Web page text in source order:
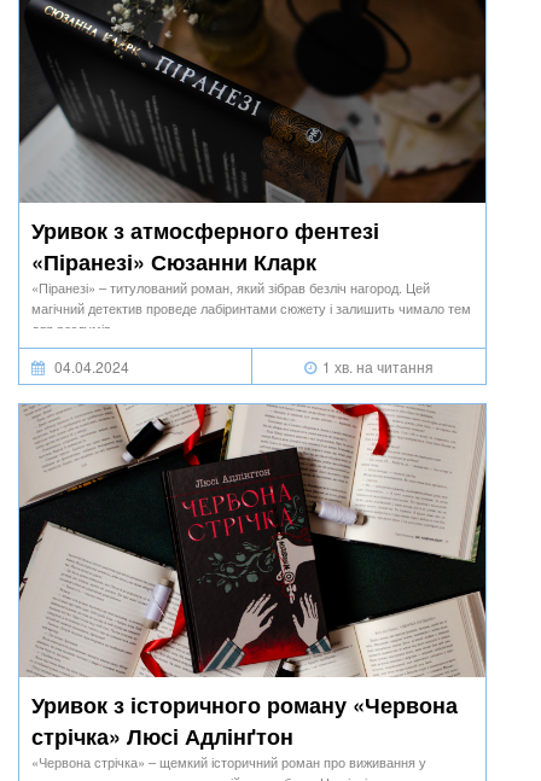
Уривок з атмосферного фентезі
«Піранезі» Сюзанни Кларк
«Піранезі» – титулований роман, який зібрав безліч нагород. Цей
магічний детектив проведе лабіринтами сюжету і залишить чимало тем
для роздумів.
04.04.2024 1 хв. на читання
Уривок з історичного роману «Червона
стрічка» Люсі Адлінґтон
«Червона стрічка» – щемкий історичний роман про виживання у